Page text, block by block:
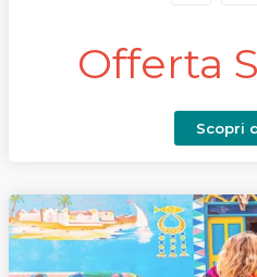
Offerta
Scopri